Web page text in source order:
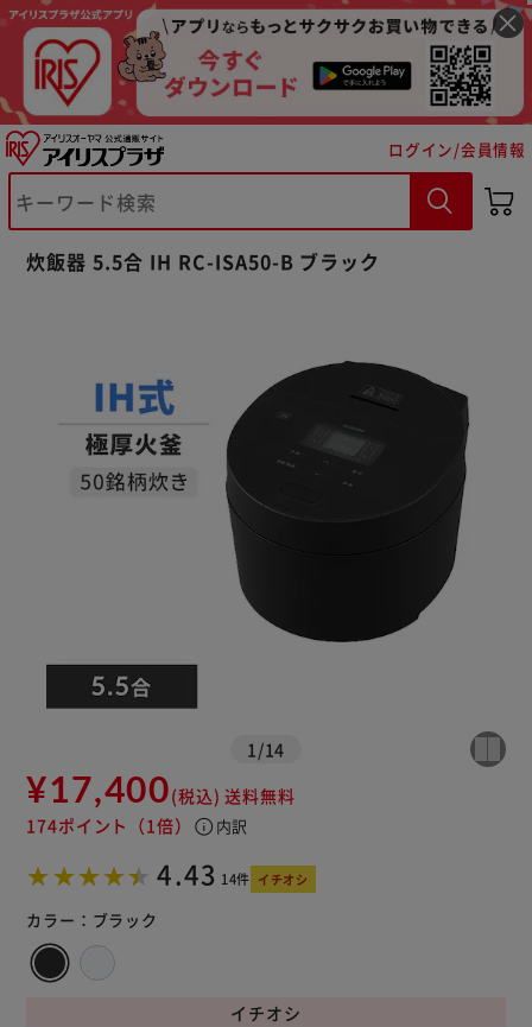
ログイン/会員情報
炊飯器 5.5合 IH RC-ISA50-B ブラック
1 /14
¥17,400(税込) 送料無料
174ポイント （1倍） info 内訳
4.43 14件 イチオシ
カラー： ブラック
イチオシ
カートに入れる